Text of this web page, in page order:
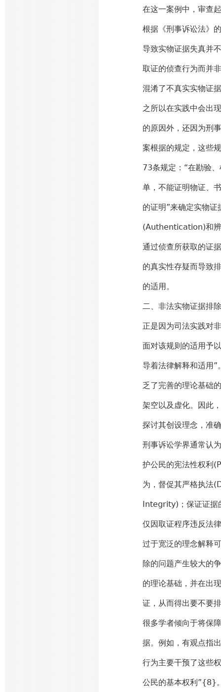
在这一案例中，审查
根据《刑事诉讼法》
导致实物证据失真并
取证的侦查行为而并
混淆了不真实实物证
之所以在实践中会出
的原因外，还因为刑
案根据的规定，这些
73条规定：“在勘验
单，不能证明物证、
的证明”来确定实物
(Authentication)和
通过侦查所获取的证
的真实性存疑而导致
的适用。
二、非法实物证据排
正是因为司法实践对
面对该规则的适用予
导着法律解释和适用
乏了完善的理论基础
架空以及虚化。因此
探讨其创设理念，准
刑事诉讼学界通常认
护公民的宪法性权利
为，督促其严格执
Integrity)；保证证
仅因取证程序违反法
过于宽泛的理念解释
除的问题产生较大的
的理论基础，并在出
证，从而得出要不要
很多学者倾向于将保
据。例如，有观点指
行为主要干预了这些
公民的基本权利”{8}